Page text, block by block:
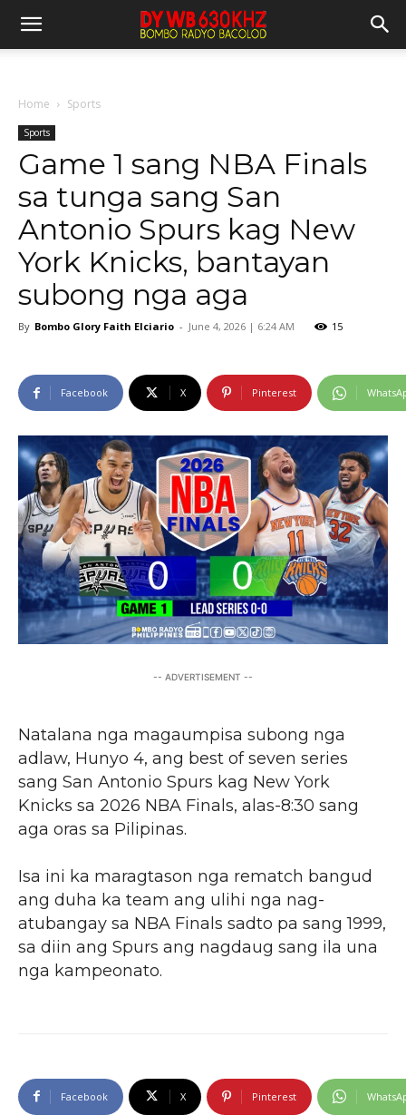
Home Sports
Sports
Game 1 sang NBA Finals
sa tunga sang San
Antonio Spurs kag New
York Knicks, bantayan
subong nga aga
By Bombo Glory Faith Elciario - June 4, 2026 | 6:24 AM 15
Facebook X Pinterest
-- ADVERTISEMENT --
Natalana nga magaumpisa subong nga
adlaw, Hunyo 4, ang best of seven series
sang San Antonio Spurs kag New York
Knicks sa 2026 NBA Finals, alas-8:30 sang
aga oras sa Pilipinas.
Isa ini ka maragtason nga rematch bangud
ang duha ka team ang ulihi nga nag-
atubangay sa NBA Finals sadto pa sang 1999,
sa diin ang Spurs ang nagdaug sang ila una
nga kampeonato.
Facebook X Pinterest